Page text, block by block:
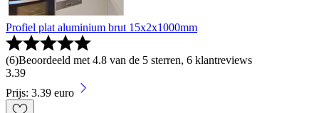
Profiel plat aluminium brut 15x2x1000mm
(6)Beoordeeld met 4.8 van de 5 sterren, 6 klantreviews
3.39
Prijs: 3.39 euro